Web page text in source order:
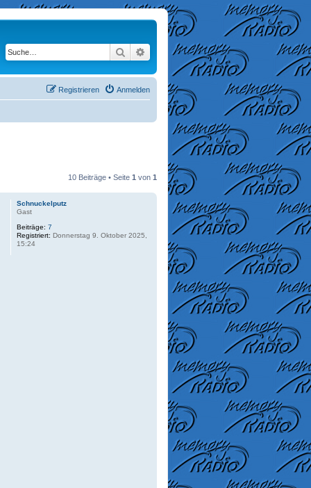
Suche Erweiterte Suche
Anmelden
Registrieren
10 Beiträge • Seite 1 von 1
Schnuckelputz
Gast
Beiträge: 7
Registriert: Donnerstag 9. Oktober 2025,
15:24